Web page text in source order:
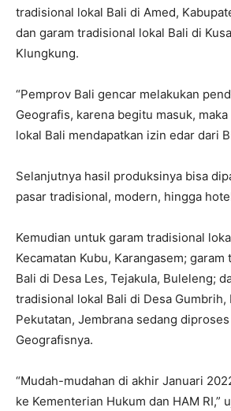
tradisional lokal Bali di Amed,
dan garam tradisional lokal Bali di
Klungkung.
“Pemprov Bali gencar melakukan
Geografis, karena begitu masuk,
lokal Bali mendapatkan izin edar dari
Selanjutnya hasil produksinya bisa
pasar tradisional, modern, hingga
Kemudian untuk garam tradisional
Kecamatan Kubu, Karangasem;
Bali di Desa Les, Tejakula, Buleleng;
tradisional lokal Bali di Desa Gumbrih,
Pekutatan, Jembrana sedang
Geografisnya.
“Mudah-mudahan di akhir Januari
ke Kementerian Hukum dan HAM RI,”